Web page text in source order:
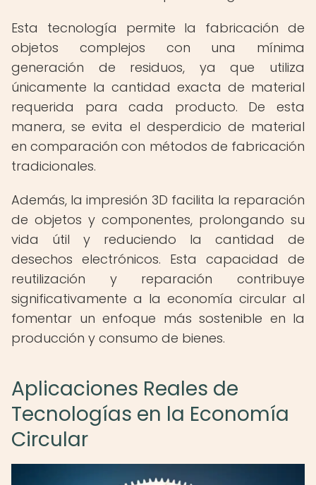
Esta tecnología permite la fabricación de
objetos complejos con una mínima
generación de residuos, ya que utiliza
únicamente la cantidad exacta de material
requerida para cada producto. De esta
manera, se evita el desperdicio de material
en comparación con métodos de fabricación
tradicionales.
Además, la impresión 3D facilita la reparación
de objetos y componentes, prolongando su
vida útil y reduciendo la cantidad de
desechos electrónicos. Esta capacidad de
reutilización y reparación contribuye
significativamente a la economía circular al
fomentar un enfoque más sostenible en la
producción y consumo de bienes.
Aplicaciones Reales de
Tecnologías en la Economía
Circular